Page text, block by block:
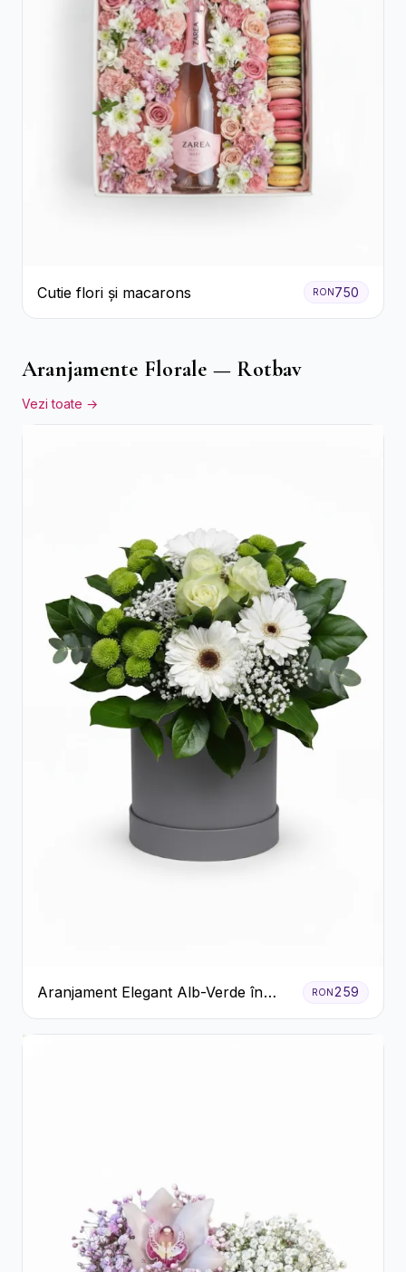
Cutie flori și macarons RON 750
Aranjamente Florale — Rotbav
Vezi toate →
Aranjament Elegant Alb-Verde în
Cutie Gri
RON259